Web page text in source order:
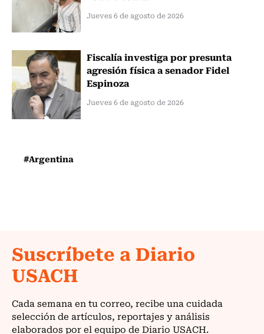
Jueves 6 de agosto de 2026
Fiscalía investiga por presunta
agresión física a senador Fidel
Espinoza
Jueves 6 de agosto de 2026
#Argentina